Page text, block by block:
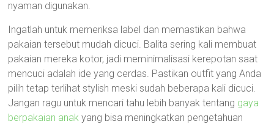
nyaman digunakan.
Ingatlah untuk memeriksa label dan memastikan bahwa
pakaian tersebut mudah dicuci. Balita sering kali membuat
pakaian mereka kotor, jadi meminimalisasi kerepotan saat
mencuci adalah ide yang cerdas. Pastikan outfit yang Anda
pilih tetap terlihat stylish meski sudah beberapa kali dicuci.
Jangan ragu untuk mencari tahu lebih banyak tentang gaya
berpakaian anak yang bisa meningkatkan pengetahuan